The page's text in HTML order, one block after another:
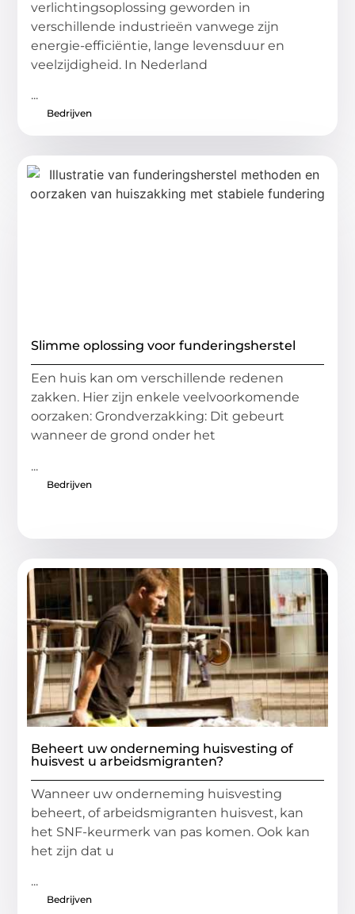
verlichtingsoplossing geworden in
verschillende industrieën vanwege zijn
energie-efficiëntie, lange levensduur en
veelzijdigheid. In Nederland
...
Bedrijven
Slimme oplossing voor funderingsherstel
Een huis kan om verschillende redenen
zakken. Hier zijn enkele veelvoorkomende
oorzaken: Grondverzakking: Dit gebeurt
wanneer de grond onder het
...
Bedrijven
Beheert uw onderneming huisvesting of
huisvest u arbeidsmigranten?
Wanneer uw onderneming huisvesting
beheert, of arbeidsmigranten huisvest, kan
het SNF-keurmerk van pas komen. Ook kan
het zijn dat u
...
Bedrijven